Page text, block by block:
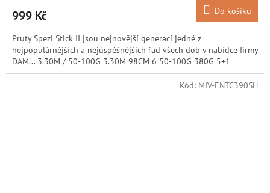
999 Kč Do košíku
Pruty Spezi Stick II jsou nejnovější generací jedné z
nejpopulárnějších a nejúspěšnějších řad všech dob v nabídce firmy
DAM... 3.30M / 50-100G 3.30M 98CM 6 50-100G 380G 5+1
Kód: MIV-ENTC390SH